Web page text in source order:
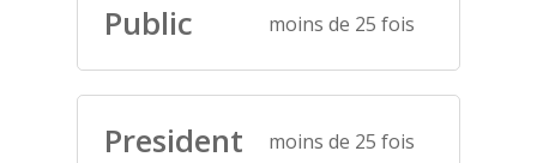
Public moins de 25 fois
President moins de 25 fois